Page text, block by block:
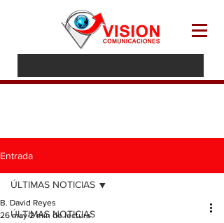
Entrada
ÚLTIMAS NOTICIAS
ÚLTIMAS NOTICIAS
B. David Reyes
26 may 2 min de lectura